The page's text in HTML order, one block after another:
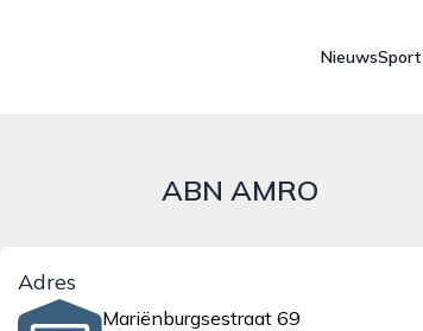
NieuwsSport
ABN AMRO
Adres
Mariënburgsestraat 69